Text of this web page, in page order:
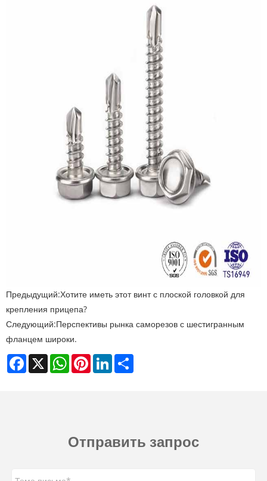
Предыдущий:Хотите иметь этот винт с плоской головкой для
крепления прицепа?
Следующий:Перспективы рынка саморезов с шестигранным
фланцем широки.
Facebook
X WhatsAppPinterestLinkedIn
Отправить запрос